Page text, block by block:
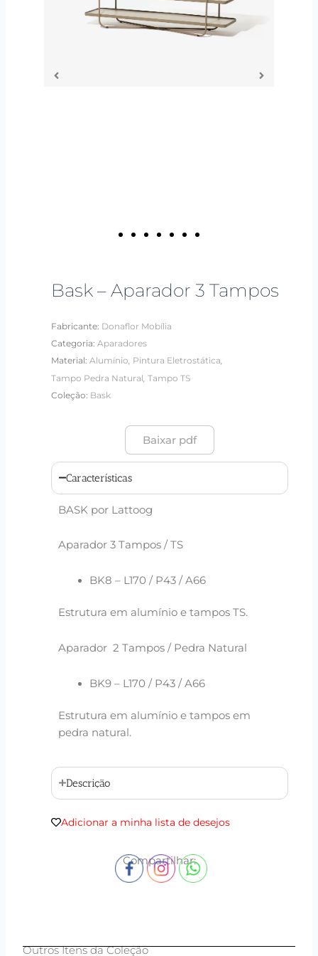
Bask – Aparador 3 Tampos
Fabricante: Donaflor Mobília
Categoria:Aparadores
Material:Alumínio Pintura Eletrostática
Tampo Pedra Natural Tampo TS
Coleção: Bask
Baixar pdf
Características
BASK por Lattoog
Aparador 3 Tampos / TS
BK8 – L170 / P43 / A66
Estrutura em alumínio e tampos TS.
Aparador 2 Tampos / Pedra Natural
BK9 – L170 / P43 / A66
Estrutura em alumínio e tampos em
pedra natural.
Descrição
Adicionar a minha lista de desejos
Compartilhar:
Outros Itens da Coleção